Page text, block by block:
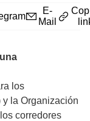
E-
Mail
los
la Organización
corredores